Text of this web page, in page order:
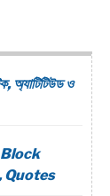
অ্যাটিটিউড ও
| Block
Quotes